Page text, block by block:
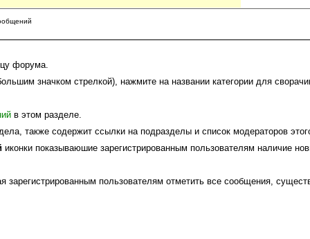
форума.
значком стрелкой), нажмите на названии категории для
в этом разделе.
также содержит ссылки на подразделы и список модераторов
иконки показываюшие зарегистрированным пользователям наличие
зарегистрированным пользователям отметить все сообщения,